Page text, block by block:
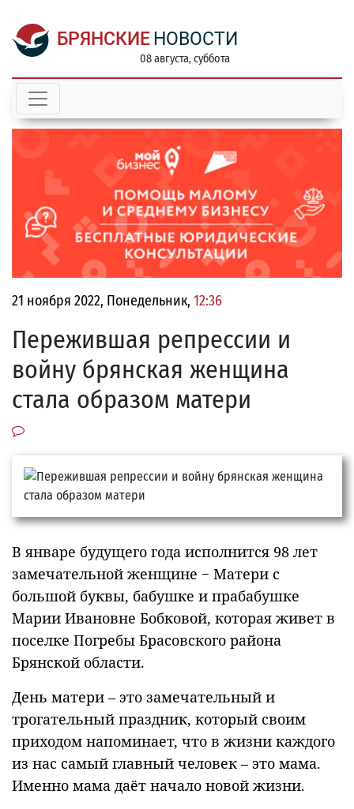
БРЯНСКИЕ НОВОСТИ
08 августа, суббота
21 ноября 2022, Понедельник, 12:36
Пережившая репрессии и
войну брянская женщина
стала образом матери
В январе будущего года исполнится 98 лет
замечательной женщине − Матери с
большой буквы, бабушке и прабабушке
Марии Ивановне Бобковой, которая живет в
поселке Погребы Брасовского района
Брянской области.
День матери – это замечательный и
трогательный праздник, который своим
приходом напоминает, что в жизни каждого
из нас самый главный человек – это мама.
Именно мама даёт начало новой жизни.